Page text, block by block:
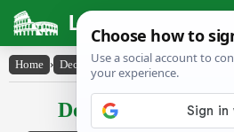
Latin Dictionary
Home › Declensions / Conjugations ›
Declensions /